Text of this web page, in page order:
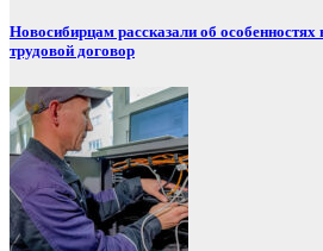
Новосибирцам рассказали об особенностях
трудовой договор